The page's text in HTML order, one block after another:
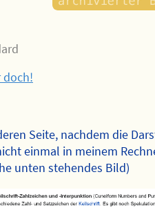
doch!
Seite, nachdem die
einmal in meinem
unten stehendes Bild)